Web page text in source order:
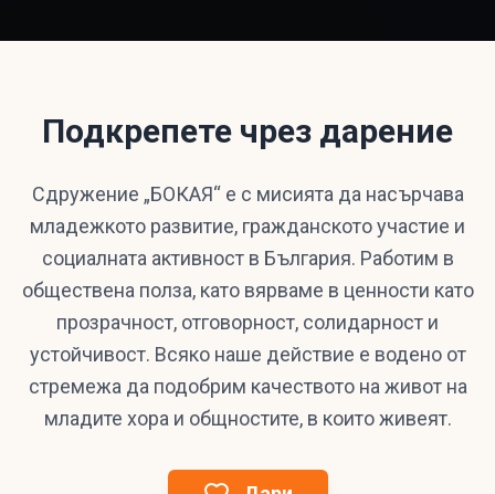
Подкрепете чрез дарение
Сдружение „БОКАЯ“ е с мисията да насърчава
младежкото развитие, гражданското участие и
социалната активност в България. Работим в
обществена полза, като вярваме в ценности като
прозрачност, отговорност, солидарност и
устойчивост. Всяко наше действие е водено от
стремежа да подобрим качеството на живот на
младите хора и общностите, в които живеят.